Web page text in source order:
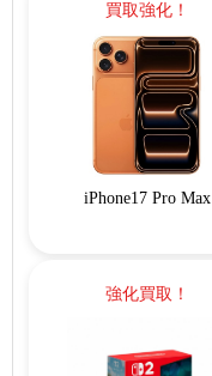
買取強化！
iPhone17 Pro Max
強化買取！